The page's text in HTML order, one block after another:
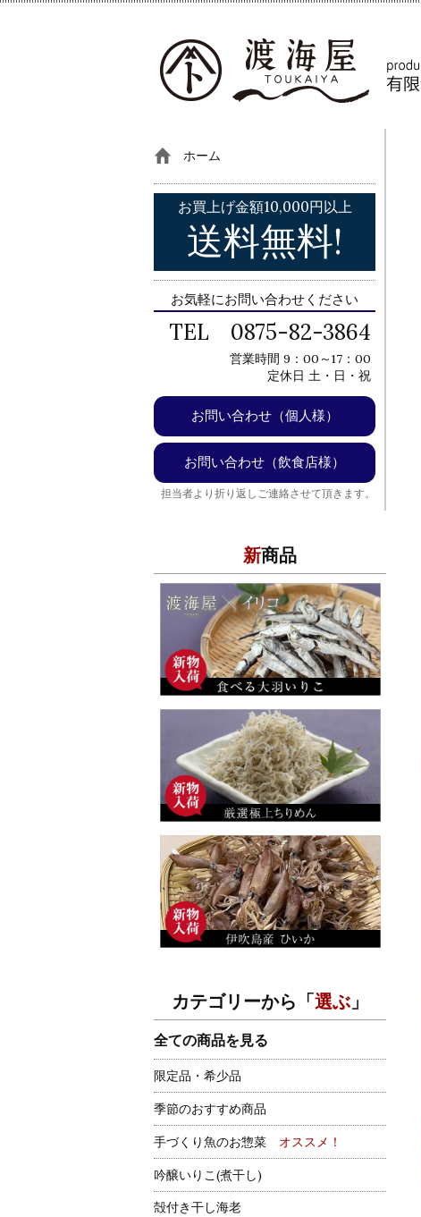
ホーム
お買上げ金額10,000円以上
送料無料!
お気軽にお問い合わせください
TEL 0875-82-3864
営業時間 9：00～17：00
定休日 土・日・祝
お問い合わせ（個人様）
お問い合わせ（飲食店様）
担当者より折り返しご連絡させて頂きます。
新商品
カテゴリーから「選ぶ」
全ての商品を見る
限定品・希少品
季節のおすすめ商品
手づくり魚のお惣菜 オススメ！
吟醸いりこ(煮干し)
殻付き干し海老